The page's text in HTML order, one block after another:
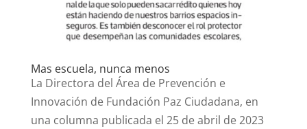
Mas escuela, nunca menos
La Directora del Área de Prevención e
Innovación de Fundación Paz Ciudadana, en
una columna publicada el 25 de abril de 2023